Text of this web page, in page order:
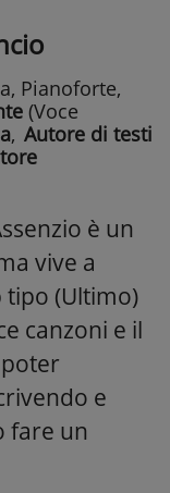
Pianoforte,
(Voce
, Autore di testi
è un
vive a
tipo (Ultimo)
canzoni e il
e
fare un